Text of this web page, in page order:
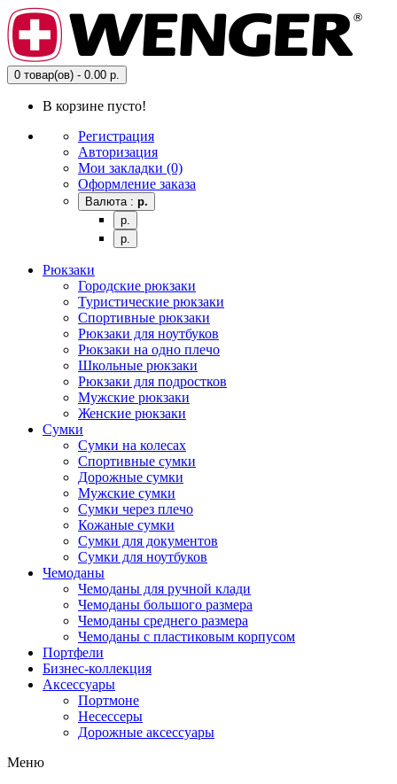
0 товар(ов) - 0.00 р.
В корзине пусто!
Регистрация
Авторизация
Мои закладки (0)
Оформление заказа
Валюта : р.
р.
р.
Рюкзаки
Городские рюкзаки
Туристические рюкзаки
Спортивные рюкзаки
Рюкзаки для ноутбуков
Рюкзаки на одно плечо
Школьные рюкзаки
Рюкзаки для подростков
Мужские рюкзаки
Женские рюкзаки
Сумки
Сумки на колесах
Спортивные сумки
Дорожные сумки
Мужские сумки
Сумки через плечо
Кожаные сумки
Сумки для документов
Сумки для ноутбуков
Чемоданы
Чемоданы для ручной клади
Чемоданы большого размера
Чемоданы среднего размера
Чемоданы с пластиковым корпусом
Портфели
Бизнес-коллекция
Аксессуары
Портмоне
Несессеры
Дорожные аксессуары
Меню